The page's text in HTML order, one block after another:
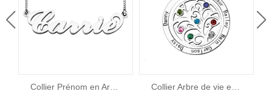
Collier Prénom en Argent Style Carrie